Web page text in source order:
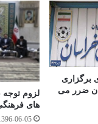
در این باره آغاز
نشان داد که نقص
تلخ شده است.
معاینه جسد سروان ۵۰ ساله علت
ذکر کرده اند.
برگزاری
ضرر می
لزوم توجه
های
06-05